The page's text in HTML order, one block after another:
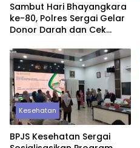
Sambut Hari Bhayangkara
ke-80, Polres Sergai Gelar
Donor Darah dan Cek
Warga
Kesehatan
BPJS Kesehatan Sergai